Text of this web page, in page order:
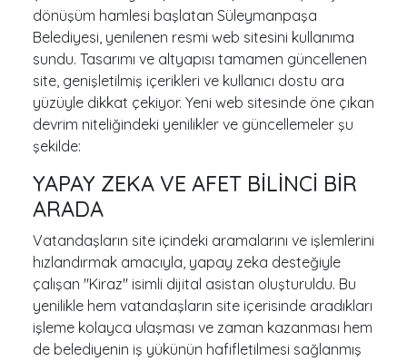
dönüşüm hamlesi başlatan Süleymanpaşa
Belediyesi, yenilenen resmi web sitesini kullanıma
sundu. Tasarımı ve altyapısı tamamen güncellenen
site, genişletilmiş içerikleri ve kullanıcı dostu ara
yüzüyle dikkat çekiyor. Yeni web sitesinde öne çıkan
devrim niteliğindeki yenilikler ve güncellemeler şu
şekilde:
YAPAY ZEKA VE AFET BİLİNCİ BİR
ARADA
Vatandaşların site içindeki aramalarını ve işlemlerini
hızlandırmak amacıyla, yapay zeka desteğiyle
çalışan "Kiraz" isimli dijital asistan oluşturuldu. Bu
yenilikle hem vatandaşların site içerisinde aradıkları
işleme kolayca ulaşması ve zaman kazanması hem
de belediyenin iş yükünün hafifletilmesi sağlanmış